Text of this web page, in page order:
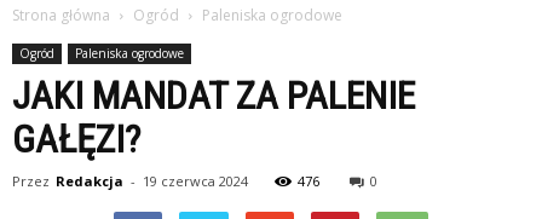
Strona główna Ogród Paleniska ogrodowe
Ogród Paleniska ogrodowe
JAKI MANDAT ZA PALENIE
GAŁĘZI?
Przez Redakcja - 19 czerwca 2024 476 0